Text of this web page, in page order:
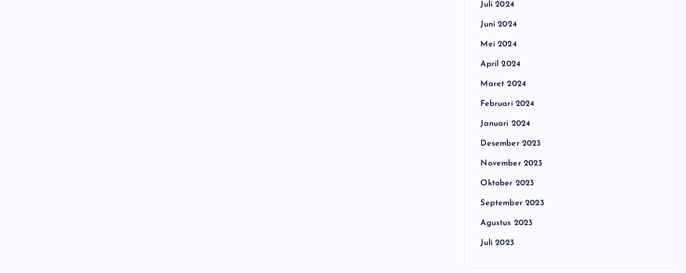
Juli 2024
Juni 2024
Mei 2024
April 2024
Maret 2024
Februari 2024
Januari 2024
Desember 2023
November 2023
Oktober 2023
September 2023
Agustus 2023
Juli 2023